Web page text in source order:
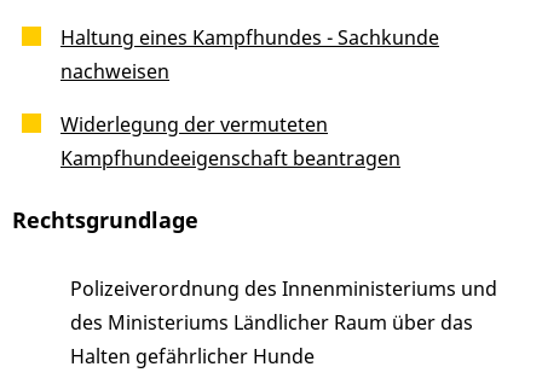
Haltung eines Kampfhundes - Sachkunde
nachweisen
Widerlegung der vermuteten
Kampfhundeeigenschaft beantragen
Rechtsgrundlage
Polizeiverordnung des Innenministeriums und
des Ministeriums Ländlicher Raum über das
Halten gefährlicher Hunde